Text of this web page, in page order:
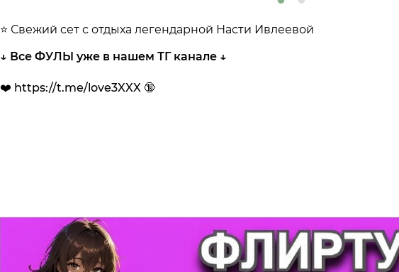
⭐️ Свежий сет с отдыха легендарной Насти Ивлеевой
↓ Все ФУЛЫ уже в нашем ТГ канале ↓
❤️ https://t.me/love3XXX 🔞